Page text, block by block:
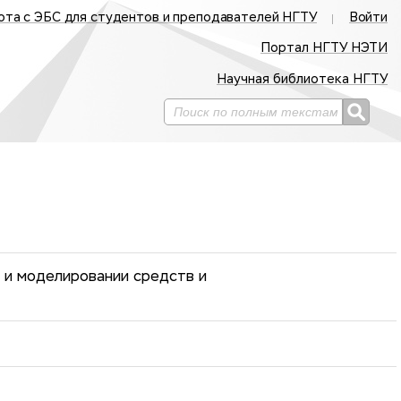
с ЭБС для студентов и преподавателей НГТУ Войти
Портал НГТУ НЭТИ
Научная библиотека НГТУ
моделировании средств и